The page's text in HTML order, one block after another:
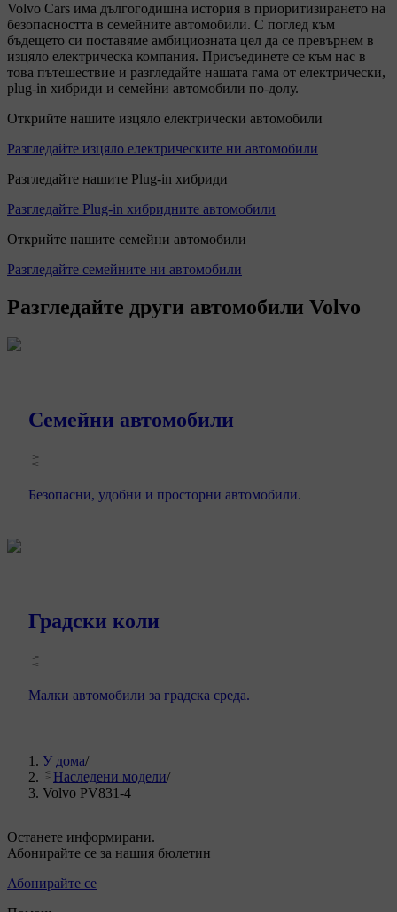
Volvo Cars има дългогодишна история в приоритизирането на
безопасността в семейните автомобили. С поглед към
бъдещето си поставяме амбициозната цел да се превърнем в
изцяло електрическа компания. Присъединете се към нас в
това пътешествие и разгледайте нашата гама от електрически,
plug-in хибриди и семейни автомобили по-долу.
Открийте нашите изцяло електрически автомобили
Разгледайте изцяло електрическите ни автомобили
Разгледайте нашите Plug-in хибриди
Разгледайте Plug-in хибридните автомобили
Открийте нашите семейни автомобили
Разгледайте семейните ни автомобили
Разгледайте други автомобили Volvo
Семейни автомобили
Безопасни, удобни и просторни автомобили.
Градски коли
Малки автомобили за градска среда.
У дома/
Наследени модели/
Volvo PV831-4